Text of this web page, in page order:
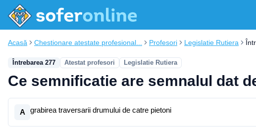
Acasă Chestionare atestate profesional... Profesori Legislatie Rutiera
Întrebarea 277 Atestat profesori Legislatie Rutiera
Ce semnificatie are semnalul dat
A grabirea traversarii drumului de catre pietoni